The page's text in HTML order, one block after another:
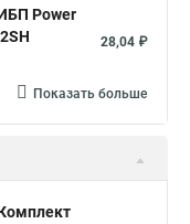
Power
28,04 ₽
Показать больше